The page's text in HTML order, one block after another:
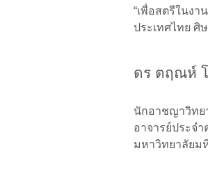
“เพื่อสตรีในงา
ประเทศไทย ศิ
ดร ตฤณห์
นักอาชญาวิทย
อาจารย์ประจ
มหาวิทยาลัยมหิ